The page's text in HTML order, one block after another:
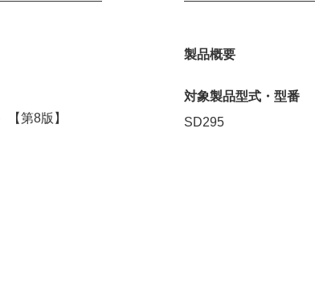
第8版】
製品概要
対象製品型式・型番
SD295